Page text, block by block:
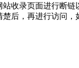
收录页面进行断
后，再进行访问，